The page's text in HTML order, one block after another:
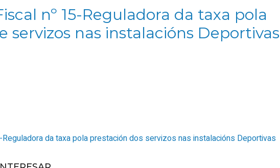
nº 15-Reguladora da taxa pola
servizos nas instalacións Deportivas
Reguladora da taxa pola prestación dos servizos nas instalacións Deportivas